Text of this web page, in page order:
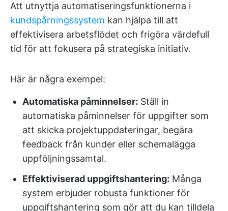
Att utnyttja automatiseringsfunktionerna i
kundspårningssystem kan hjälpa till att
effektivisera arbetsflödet och frigöra värdefull
tid för att fokusera på strategiska initiativ.
Här är några exempel:
Automatiska påminnelser: Ställ in
automatiska påminnelser för uppgifter som
att skicka projektuppdateringar, begära
feedback från kunder eller schemalägga
uppföljningssamtal.
Effektiviserad uppgiftshantering: Många
system erbjuder robusta funktioner för
uppgiftshantering som gör att du kan tilldela